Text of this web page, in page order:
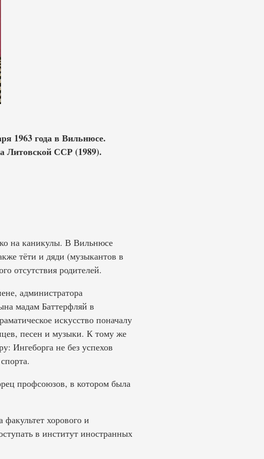
1963 года в Вильнюсе.
Литовской ССР (1989).
на каникулы. В Вильнюсе
тёти и дяди (музыкантов в
отсутствия родителей.
администратора
мадам Баттерфляй в
искусство поначалу
песен и музыки. К тому же
Ингеборга не без успехов
профсоюзов, в котором была
хорового и
в институт иностранных